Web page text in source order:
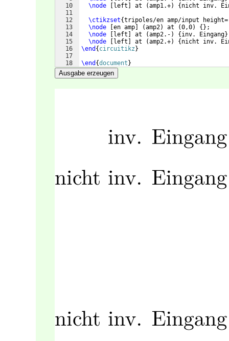
10
11
12
13
14
15
16
17
18
\node
left at (amp1.+) { nicht inv.
\ctikzset{tripoles/en amp/input
\node
en amp (amp2) at (0,0) { } ;
\node
left at (amp2.- ) { inv. Eingang}
\node
left at (amp2.+) { nicht inv.
\end { circuitikz }
\end {document }
Ausgabe erzeugen